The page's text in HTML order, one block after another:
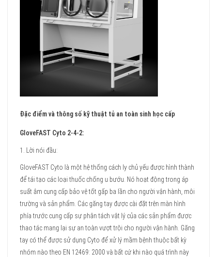
Đặc điểm và thông số kỹ thuật tủ an toàn sinh học cấp
GloveFAST Cyto 2-4-2:
1. Lời nói đầu:
GloveFAST Cyto là một hệ thống cách ly chủ yếu được hình thành
để tái tạo các loại thuốc chống u bướu. Nó hoạt động trong áp
suất âm cung cấp bảo vệ tốt gấp ba lần cho người vận hành, môi
trường và sản phẩm. Các găng tay được cài đặt trên màn hình
phía trước cung cấp sự phân tách vật lý của các sản phẩm được
thao tác mang lại sự an toàn vượt trội cho người vận hành. Găng
tay có thể được sử dụng Cyto để xử lý mầm bệnh thuộc bất kỳ
nhóm nào theo EN 12469: 2000 và bất cứ khi nào quá trình này